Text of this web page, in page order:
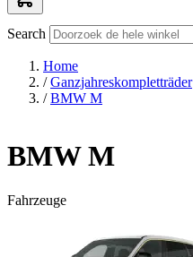
Search
Home
/ Ganzjahreskompletträder
/ BMW M
BMW M
Fahrzeuge